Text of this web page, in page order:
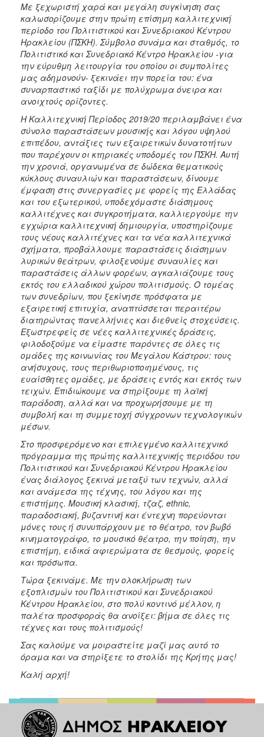
Με ξεχωριστή χαρά και μεγάλη συγκίνηση σας
καλωσορίζουμε στην πρώτη επίσημη καλλιτεχνική
περίοδο του Πολιτιστικού και Συνεδριακού Κέντρου
Ηρακλείου (ΠΣΚΗ). Σύμβολο συνάμα και σταθμός, το
Πολιτιστικό και Συνεδριακό Κέντρο Ηρακλείου -για
την εύρυθμη λειτουργία του οποίου οι συμπολίτες
μας αδημονούν- ξεκινάει την πορεία του: ένα
συναρπαστικό ταξίδι με πολύχρωμα όνειρα και
ανοιχτούς ορίζοντες.
Η Καλλιτεχνική Περίοδος 2019/20 περιλαμβάνει ένα
σύνολο παραστάσεων μουσικής και λόγου υψηλού
επιπέδου, αντάξιες των εξαιρετικών δυνατοτήτων
που παρέχουν οι κτηριακές υποδομές του ΠΣΚΗ. Αυτή
την χρονιά, οργανωμένα σε δώδεκα θεματικούς
κύκλους συναυλιών και παραστάσεων, δίνουμε
έμφαση στις συνεργασίες με φορείς της Ελλάδας
και του εξωτερικού, υποδεχόμαστε διάσημους
καλλιτέχνες και συγκροτήματα, καλλιεργούμε την
εγχώρια καλλιτεχνική δημιουργία, υποστηρίζουμε
τους νέους καλλιτέχνες και τα νέα καλλιτεχνικά
σχήματα, προβάλλουμε παραστάσεις διάσημων
λυρικών θεάτρων, φιλοξενούμε συναυλίες και
παραστάσεις άλλων φορέων, αγκαλιάζουμε τους
εκτός του ελλαδικού χώρου πολιτισμούς. Ο τομέας
των συνεδρίων, που ξεκίνησε πρόσφατα με
εξαιρετική επιτυχία, αναπτύσσεται περαιτέρω
διατηρώντας πανελλήνιες και διεθνείς στοχεύσεις.
Εξωστρεφείς σε νέες καλλιτεχνικές δράσεις,
φιλοδοξούμε να είμαστε παρόντες σε όλες τις
ομάδες της κοινωνίας του Μεγάλου Κάστρου: τους
ανήσυχους, τους περιθωριοποιημένους, τις
ευαίσθητες ομάδες, με δράσεις εντός και εκτός των
τειχών. Επιδιώκουμε να στηρίξουμε τη λαϊκή
παράδοση, αλλά και να προχωρήσουμε με τη
συμβολή και τη συμμετοχή σύγχρονων τεχνολογικών
μέσων.
Στο προσφερόμενο και επιλεγμένο καλλιτεχνικό
πρόγραμμα της πρώτης καλλιτεχνικής περιόδου του
Πολιτιστικού και Συνεδριακού Κέντρου Ηρακλείου
ένας διάλογος ξεκινά μεταξύ των τεχνών, αλλά
και ανάμεσα της τέχνης, του λόγου και της
επιστήμης. Μουσική κλασική, τζαζ, ethnic,
παραδοσιακή, βυζαντινή και έντεχνη πορεύονται
μόνες τους ή συνυπάρχουν με το θέατρο, τον βωβό
κινηματογράφο, το μουσικό θέατρο, την ποίηση, την
επιστήμη, ειδικά αφιερώματα σε θεσμούς, φορείς
και πρόσωπα.
Τώρα ξεκινάμε. Με την ολοκλήρωση των
εξοπλισμών του Πολιτιστικού και Συνεδριακού
Κέντρου Ηρακλείου, στο πολύ κοντινό μέλλον, η
παλέτα προσφοράς θα ανοίξει: βήμα σε όλες τις
τέχνες και τους πολιτισμούς!
Σας καλούμε να μοιραστείτε μαζί μας αυτό το
όραμα και να στηρίξετε το στολίδι της Κρήτης μας!
Καλή αρχή!